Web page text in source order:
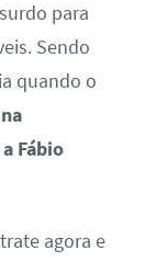
para
Sendo
quando o
Fábio
agora e